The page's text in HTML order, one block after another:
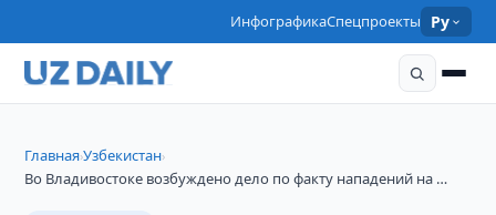
ИнфографикаСпецпроекты Ру
Главная›Узбекистан›
Во Владивостоке возбуждено дело по факту нападений на …